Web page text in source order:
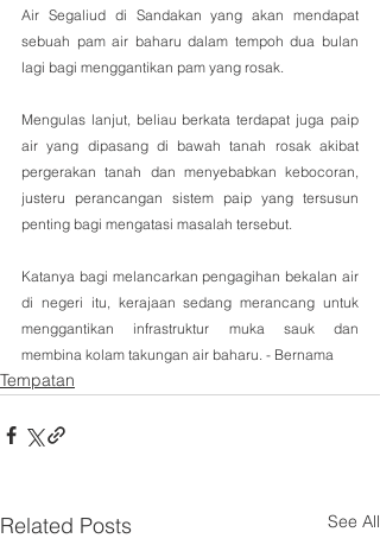
Air Segaliud di Sandakan yang akan mendapat
sebuah pam air baharu dalam tempoh dua bulan
lagi bagi menggantikan pam yang rosak.
Mengulas lanjut, beliau berkata terdapat juga paip
air yang dipasang di bawah tanah rosak akibat
pergerakan tanah dan menyebabkan kebocoran,
justeru perancangan sistem paip yang tersusun
penting bagi mengatasi masalah tersebut.
Katanya bagi melancarkan pengagihan bekalan air
di negeri itu, kerajaan sedang merancang untuk
menggantikan infrastruktur muka sauk dan
membina kolam takungan air baharu. - Bernama
Tempatan
Related Posts See All